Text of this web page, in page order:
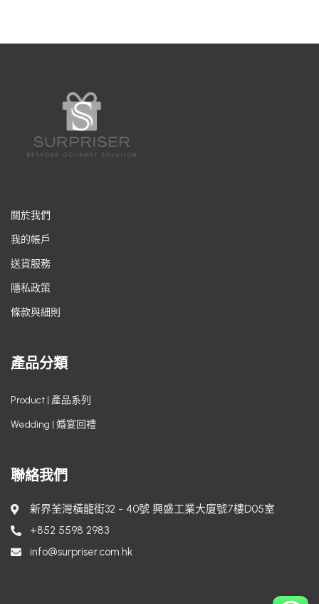
關於我們
我的帳戶
送貨服務
隱私政策
條款與細則
產品分類
Product | 產品系列
Wedding | 婚宴回禮
聯絡我們
新界荃灣橫龍街32 - 40號 興盛工業大廈號7樓D05室
+852 5598 2983
info@surpriser.com.hk